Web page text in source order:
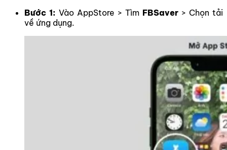
Bước 1: Vào AppStore > Tìm FBSaver > Chọn tải
về ứng dụng.